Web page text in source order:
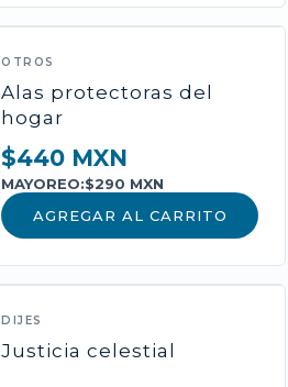
NUEVO
OTROS
Alas protectoras del
hogar
$440 MXN
MAYOREO:$290 MXN
AGREGAR AL CARRITO
DIJES
Justicia celestial
Descripción amplia...